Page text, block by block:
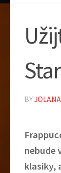
BY
nebude
klasiky,